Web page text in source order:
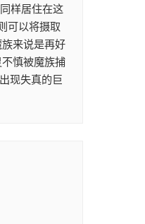
样居住在这
可以将摄取
来说是再好
慎被魔族捕
现失真的巨